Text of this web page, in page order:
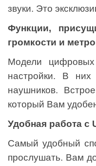
звуки. Это
Функции,
громкости и
Модели
настройки. В них
наушников.
который Вам
Удобная работа с
Самый удобный
прослушать. Вам